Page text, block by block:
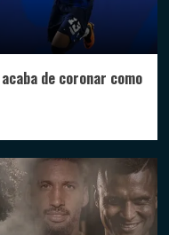
de coronar como